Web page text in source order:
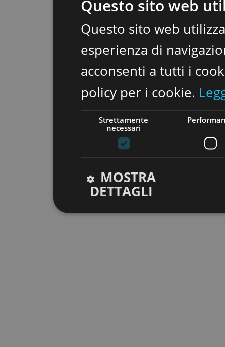
Questo sito web
Questo sito web
esperienza di
acconsenti a tutti i
policy per i cookie.
Strettamente
necessari
MOSTRA
DETTAGLI